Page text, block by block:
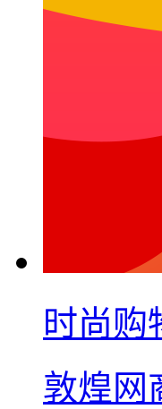
时尚购
敦煌网